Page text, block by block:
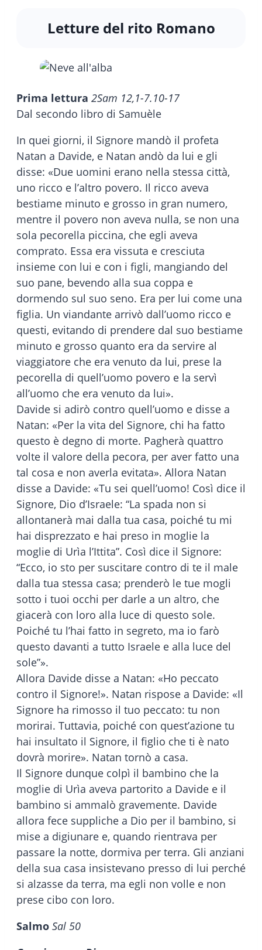
Letture del rito Romano
Prima lettura 2Sam 12,1-7.10-17
Dal secondo libro di Samuèle
In quei giorni, il Signore mandò il profeta
Natan a Davide, e Natan andò da lui e gli
disse: «Due uomini erano nella stessa città,
uno ricco e l’altro povero. Il ricco aveva
bestiame minuto e grosso in gran numero,
mentre il povero non aveva nulla, se non una
sola pecorella piccina, che egli aveva
comprato. Essa era vissuta e cresciuta
insieme con lui e con i figli, mangiando del
suo pane, bevendo alla sua coppa e
dormendo sul suo seno. Era per lui come una
figlia. Un viandante arrivò dall’uomo ricco e
questi, evitando di prendere dal suo bestiame
minuto e grosso quanto era da servire al
viaggiatore che era venuto da lui, prese la
pecorella di quell’uomo povero e la servì
all’uomo che era venuto da lui».
Davide si adirò contro quell’uomo e disse a
Natan: «Per la vita del Signore, chi ha fatto
questo è degno di morte. Pagherà quattro
volte il valore della pecora, per aver fatto una
tal cosa e non averla evitata». Allora Natan
disse a Davide: «Tu sei quell’uomo! Così dice il
Signore, Dio d’Israele: “La spada non si
allontanerà mai dalla tua casa, poiché tu mi
hai disprezzato e hai preso in moglie la
moglie di Urìa l’Ittita”. Così dice il Signore:
“Ecco, io sto per suscitare contro di te il male
dalla tua stessa casa; prenderò le tue mogli
sotto i tuoi occhi per darle a un altro, che
giacerà con loro alla luce di questo sole.
Poiché tu l’hai fatto in segreto, ma io farò
questo davanti a tutto Israele e alla luce del
sole”».
Allora Davide disse a Natan: «Ho peccato
contro il Signore!». Natan rispose a Davide: «Il
Signore ha rimosso il tuo peccato: tu non
morirai. Tuttavia, poiché con quest’azione tu
hai insultato il Signore, il figlio che ti è nato
dovrà morire». Natan tornò a casa.
Il Signore dunque colpì il bambino che la
moglie di Urìa aveva partorito a Davide e il
bambino si ammalò gravemente. Davide
allora fece suppliche a Dio per il bambino, si
mise a digiunare e, quando rientrava per
passare la notte, dormiva per terra. Gli anziani
della sua casa insistevano presso di lui perché
si alzasse da terra, ma egli non volle e non
prese cibo con loro.
Salmo Sal 50